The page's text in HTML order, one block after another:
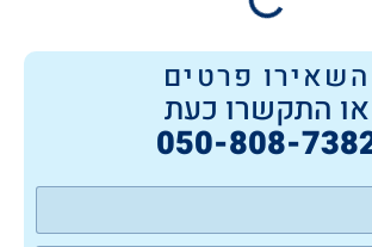
השאירו פרטים
או התקשרו כעת
050-808-